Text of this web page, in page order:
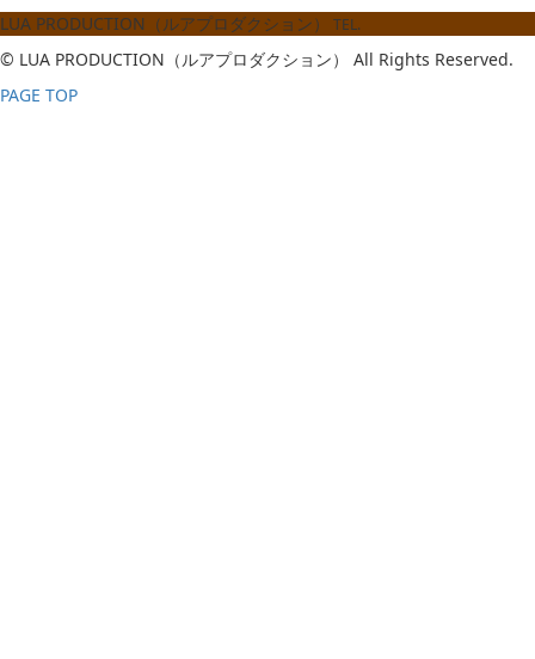
LUA PRODUCTION（ルアプロダクション）
TEL.
© LUA PRODUCTION（ルアプロダクション） All Rights Reserved.
PAGE TOP